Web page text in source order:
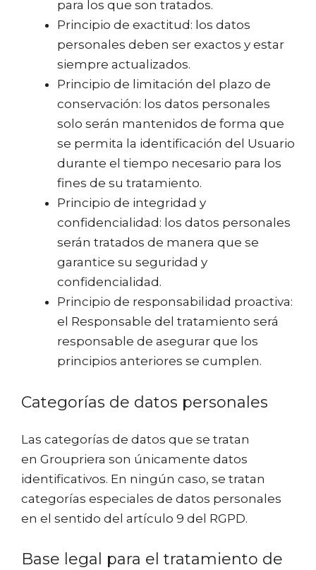
para los que son tratados.
Principio de exactitud: los datos
personales deben ser exactos y estar
siempre actualizados.
Principio de limitación del plazo de
conservación: los datos personales
solo serán mantenidos de forma que
se permita la identificación del Usuario
durante el tiempo necesario para los
fines de su tratamiento.
Principio de integridad y
confidencialidad: los datos personales
serán tratados de manera que se
garantice su seguridad y
confidencialidad.
Principio de responsabilidad proactiva:
el Responsable del tratamiento será
responsable de asegurar que los
principios anteriores se cumplen.
Categorías de datos personales
Las categorías de datos que se tratan
en Groupriera son únicamente datos
identificativos. En ningún caso, se tratan
categorías especiales de datos personales
en el sentido del artículo 9 del RGPD.
Base legal para el tratamiento de